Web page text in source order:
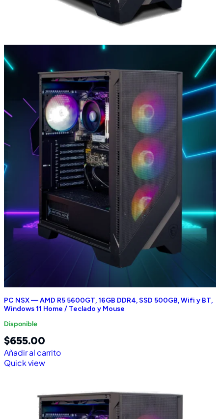
PC NSX — AMD R5 5600GT, 16GB DDR4, SSD 500GB, Wifi y BT,
Windows 11 Home / Teclado y Mouse
Disponible
$655.00
Añadir al carrito
Quick view